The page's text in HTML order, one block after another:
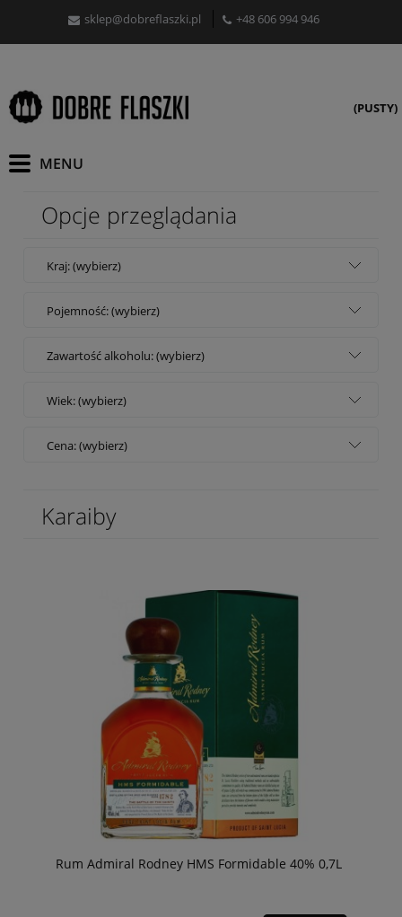
sklep@dobreflaszki.pl +48 606 994 946
(PUSTY)
Opcje przeglądania
Kraj: (wybierz)
Pojemność: (wybierz)
Zawartość alkoholu: (wybierz)
Wiek: (wybierz)
Cena: (wybierz)
Karaiby
Rum Admiral Rodney HMS Formidable 40% 0,7L